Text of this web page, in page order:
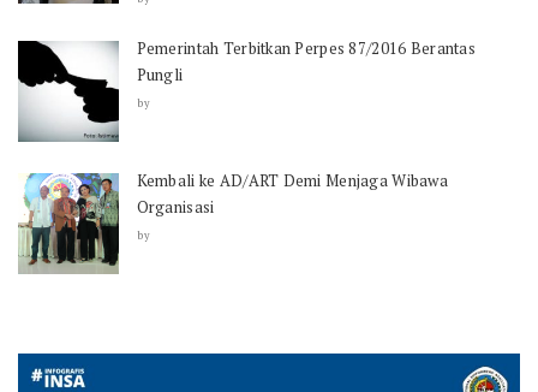
Pemerintah Terbitkan Perpes 87/2016 Berantas
Pungli
by
Kembali ke AD/ART Demi Menjaga Wibawa
Organisasi
by